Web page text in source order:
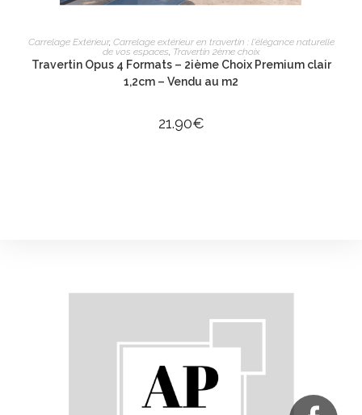
AJOUTER AU PANIER
Carrelage Extérieur, Carrelage extérieur en travertin : l'élégance naturelle
de vos espaces, Travertin 2ème choix
Travertin Opus 4 Formats – 2ième Choix Premium clair
1,2cm – Vendu au m2
21.90€